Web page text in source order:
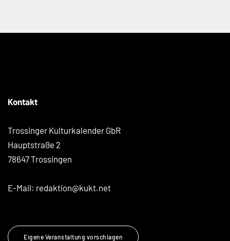
Kontakt
Trossinger Kulturkalender GbR
Hauptstraße 2
78647 Trossingen
E-Mail: redaktion@kukt.net
Eigene Veranstaltung vorschlagen